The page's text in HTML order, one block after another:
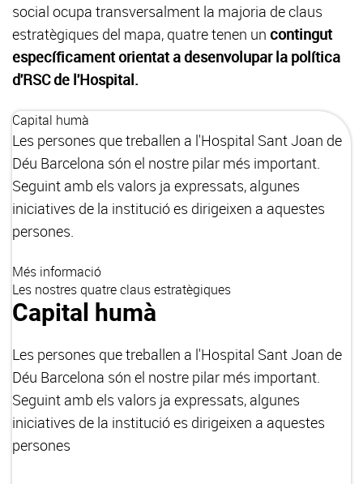
social ocupa transversalment la majoria de claus
estratègiques del mapa, quatre tenen un contingut
específicament orientat a desenvolupar la política
d'RSC de l'Hospital.
Capital humà
Les persones que treballen a l'Hospital Sant Joan de
Déu Barcelona són el nostre pilar més important.
Seguint amb els valors ja expressats, algunes
iniciatives de la institució es dirigeixen a aquestes
persones.
Més informació
Les nostres quatre claus estratègiques
Capital humà
Les persones que treballen a l'Hospital Sant Joan de
Déu Barcelona són el nostre pilar més important.
Seguint amb els valors ja expressats, algunes
iniciatives de la institució es dirigeixen a aquestes
persones